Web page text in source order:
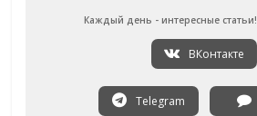
Каждый день - интересные статьи!
ВКонтакте
Telegram